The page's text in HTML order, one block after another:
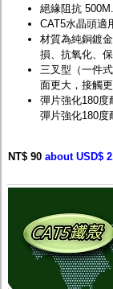
絕緣阻抗
CAT5水晶頭適
材質為純銅鍍
損、抗氧化、
三叉型（一件
面更大，接觸
彈片強化180度
彈片強化180度
NT$ 90 about USD$